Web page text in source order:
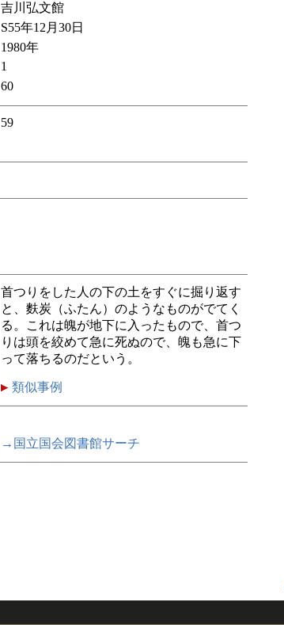
吉川弘文館
S55年12月30日
1980年
1
60
59
首つりをした人の下の土をすぐに掘り返す
と、麩炭（ふたん）のようなものがでてく
る。これは魄が地下に入ったもので、首つ
りは頭を絞めて急に死ぬので、魄も急に下
って落ちるのだという。
類似事例
→国立国会図書館サーチ